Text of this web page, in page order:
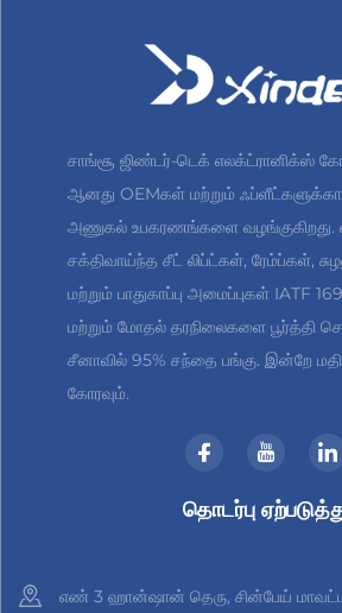
சாங்சூ ஜிண்டர்-டெக் எலக்ட்ரானிக்ஸ்
ஆனது OEMகள் மற்றும்
அணுகல் உபகரணங்களை வழங்குகிறது.
சக்திவாய்ந்த சீட் லிப்ட்கள், ரேம்ப்கள்,
மற்றும் பாதுகாப்பு அமைப்புகள் IATF
மற்றும் மோதல் தரநிலைகளை பூர்த்தி
சீனாவில் 95% சந்தை பங்கு. இன்றே
கோரவும்.
தொடர்பு
எண் 3 ஹான்ஷான் தெரு, சின்பேய்